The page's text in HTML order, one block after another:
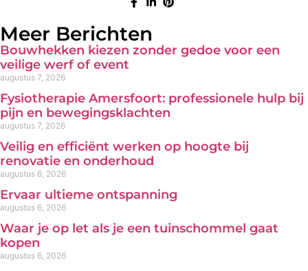
Meer Berichten
Bouwhekken kiezen zonder gedoe voor een
veilige werf of event
augustus 7, 2026
Fysiotherapie Amersfoort: professionele hulp bij
pijn en bewegingsklachten
augustus 7, 2026
Veilig en efficiënt werken op hoogte bij
renovatie en onderhoud
augustus 6, 2026
Ervaar ultieme ontspanning
augustus 6, 2026
Waar je op let als je een tuinschommel gaat
kopen
augustus 6, 2026